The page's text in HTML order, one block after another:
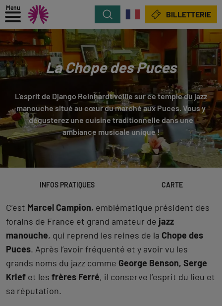
Menu
Rechercher BILLETTERIE
La Chope des Puces
L'esprit de Django Reinhardt veille sur ce temple du jazz
manouche situé au cœur du marché aux Puces. Vous y
dégusterez une cuisine traditionnelle dans une
ambiance musicale unique !
INFOS PRATIQUES CARTE
C’est Marcel Campion, emblématique président des
forains de France et grand amateur de jazz
manouche, qui reprend les reines de la Chope des
Puces. Après l’avoir fréquenté et y avoir vu les
grands noms du jazz comme George Benson, Serge
Krief et les frères Ferré, il conserve l’esprit du lieu et
sa réputation.